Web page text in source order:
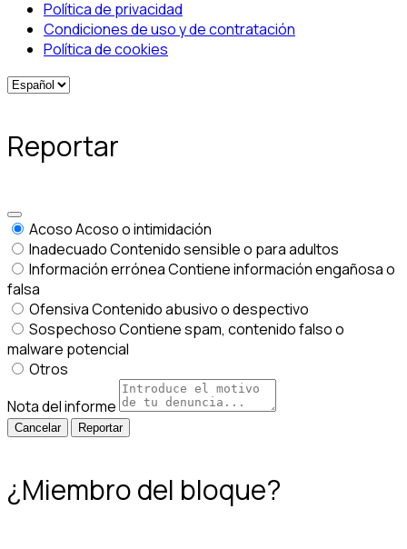
Política de privacidad
Condiciones de uso y de contratación
Política de cookies
Reportar
AcosoAcoso o intimidación
InadecuadoContenido sensible o para adultos
Información erróneaContiene información engañosa o
falsa
OfensivaContenido abusivo o despectivo
SospechosoContiene spam, contenido falso o
malware potencial
Otros
Nota del informe
Reportar
¿Miembro del bloque?